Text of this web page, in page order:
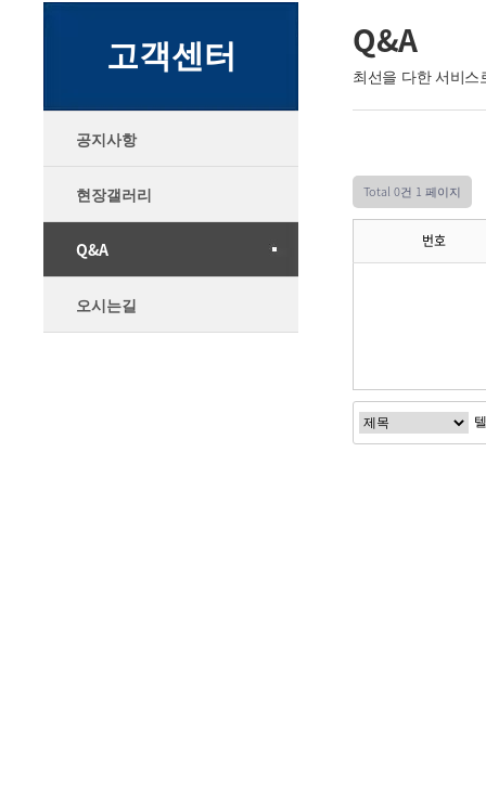
고객센터
공지사항
현장갤러리
Q&A
오시는길
Q&A
최선을 다한 서비
Total 0건 1 페이지
번호